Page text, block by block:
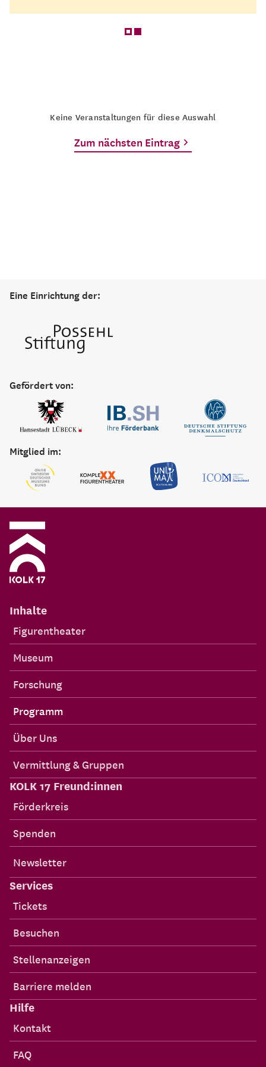
Keine Veranstaltungen für diese Auswahl
Zum nächsten Eintrag
Eine Einrichtung der:
Gefördert von:
Mitglied im:
Inhalte
Figurentheater
Museum
Forschung
Programm
Über Uns
Vermittlung & Gruppen
KOLK 17 Freund:innen
Förderkreis
Spenden
Newsletter
Services
Tickets
Besuchen
Stellenanzeigen
Barriere melden
Hilfe
Kontakt
FAQ